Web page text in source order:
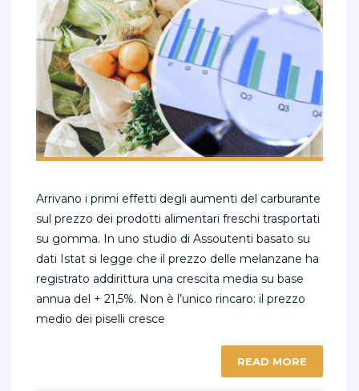
Arrivano i primi effetti degli aumenti del carburante
sul prezzo dei prodotti alimentari freschi trasportati
su gomma. In uno studio di Assoutenti basato su
dati Istat si legge che il prezzo delle melanzane ha
registrato addirittura una crescita media su base
annua del + 21,5%. Non è l’unico rincaro: il prezzo
medio dei piselli cresce
READ MORE